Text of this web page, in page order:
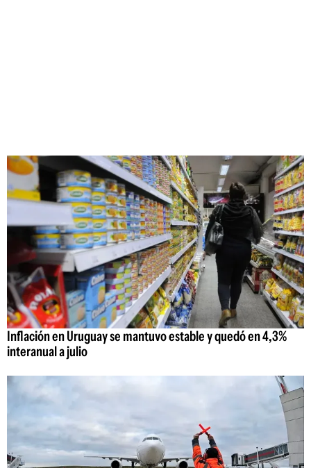
Inflación en Uruguay se mantuvo estable y quedó en 4,3%
interanual a julio